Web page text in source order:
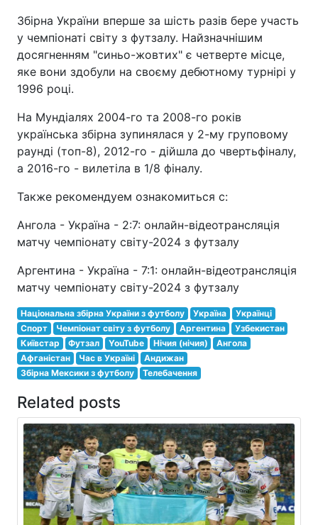
Збірна України вперше за шість разів бере участь
у чемпіонаті світу з футзалу. Найзначнішим
досягненням "синьо-жовтих" є четверте місце,
яке вони здобули на своєму дебютному турнірі у
1996 році.
На Мундіалях 2004-го та 2008-го років
українська збірна зупинялася у 2-му груповому
раунді (топ-8), 2012-го - дійшла до чвертьфіналу,
а 2016-го - вилетіла в 1/8 фіналу.
Также рекомендуем ознакомиться с:
Ангола - Україна - 2:7: онлайн-відеотрансляція
матчу чемпіонату світу-2024 з футзалу
Аргентина - Україна - 7:1: онлайн-відеотрансляція
матчу чемпіонату світу-2024 з футзалу
Національна збірна України з футболу Україна
Українці
Спорт
Чемпіонат світу з футболу Аргентина
Узбекистан
Київстар
Футзал YouTube Нічия (нічия)
Ангола
Афганістан
Час в Україні
Андижан
Збірна Мексики з футболу
Телебачення
Related posts